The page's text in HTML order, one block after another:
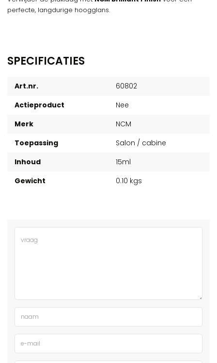
perfecte, langdurige hoogglans.
SPECIFICATIES
Art.nr.
60802
Actieproduct
Nee
Merk
NCM
Toepassing
Salon / cabine
Inhoud
15ml
Gewicht
0.10 kgs